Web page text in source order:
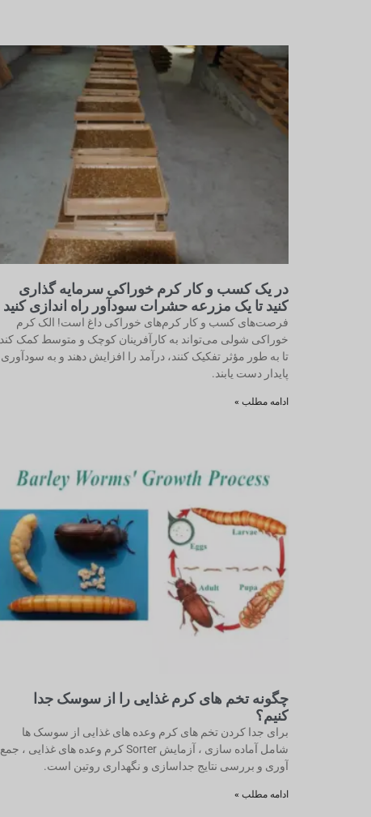
در یک کسب و کار کرم خوراکی سرمایه گذاری
کنید تا یک مزرعه حشرات سودآور راه اندازی کنید
فرصت‌های کسب و کار کرم‌های خوراکی داغ است! الک کرم
خوراکی شولی می‌تواند به کارآفرینان کوچک و متوسط کمک کند
تا به طور مؤثر تفکیک کنند، درآمد را افزایش دهند و به سودآوری
پایدار دست یابند.
ادامه مطلب »
چگونه تخم های کرم غذایی را از سوسک جدا
کنیم؟
برای جدا کردن تخم های کرم وعده های غذایی از سوسک ها
شامل آماده سازی ، آزمایش Sorter کرم وعده های غذایی ، جمع
آوری و بررسی نتایج جداسازی و نگهداری روتین است.
ادامه مطلب »